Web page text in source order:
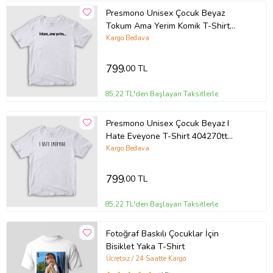
Presmono Unisex Çocuk Beyaz
Tokum Ama Yerim Komik T-Shirt
472781tt (Beyaz)
Kargo Bedava
799,00 TL
85,22 TL'den Başlayan Taksitlerle
Presmono Unisex Çocuk Beyaz I
Hate Eveyone T-Shirt 404270tt
(Beyaz)
Kargo Bedava
799,00 TL
85,22 TL'den Başlayan Taksitlerle
Fotoğraf Baskılı Çocuklar İçin
Bisiklet Yaka T-Shirt
Ücretsiz / 24 Saatte Kargo